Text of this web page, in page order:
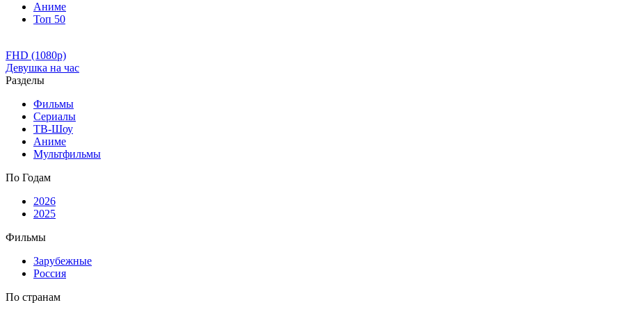
Аниме
Топ 50
FHD (1080p)
Девушка на час
Разделы
Фильмы
Сериалы
ТВ-Шоу
Аниме
Мультфильмы
По Годам
2026
2025
Фильмы
Зарубежные
Россия
По странам